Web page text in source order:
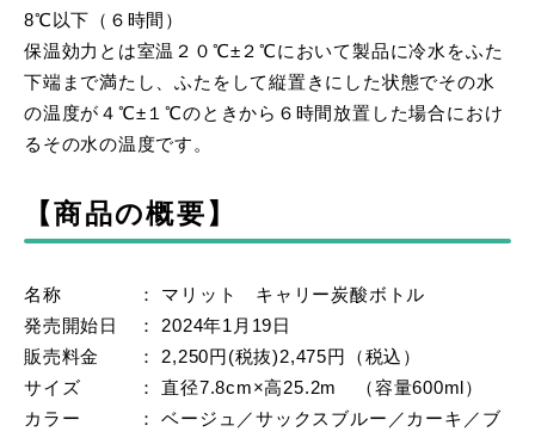
8℃以下（６時間）
保温効力とは室温２０℃±２℃において製品に冷水をふた
下端まで満たし、ふたをして縦置きにした状態でその水
の温度が４℃±１℃のときから６時間放置した場合におけ
るその水の温度です。
【商品の概要】
名称 ： マリット キャリー炭酸ボトル
発売開始日 ： 2024年1月19日
販売料金 ： 2,250円(税抜)2,475円（税込）
サイズ ： 直径7.8cm×高25.2m （容量600ml）
カラー ： ベージュ／サックスブルー／カーキ／ブ